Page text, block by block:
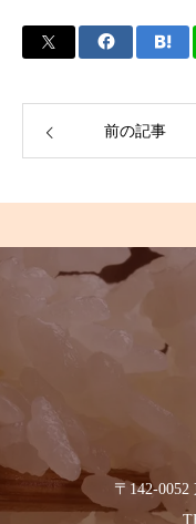
前の記事
〒142-